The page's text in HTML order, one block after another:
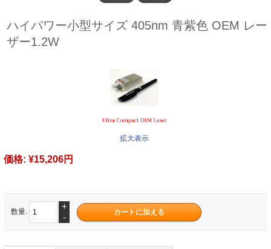
ハイパワー小型サイズ 405nm 青紫色 OEM レー
ザー1.2W
拡大表示
価格: ¥15,206円
数量.
+
-